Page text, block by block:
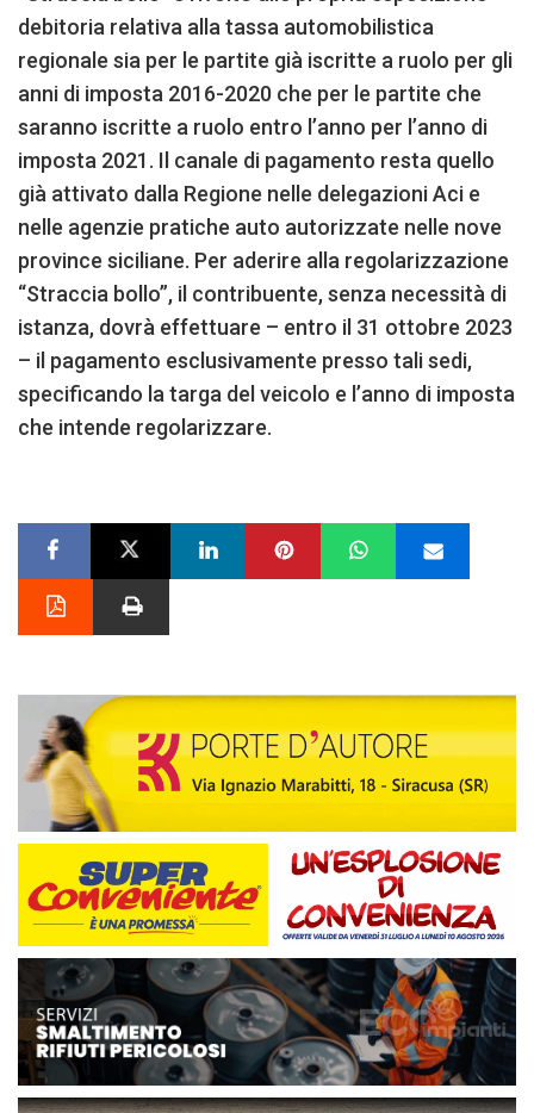
debitoria relativa alla tassa automobilistica
regionale sia per le partite già iscritte a ruolo per gli
anni di imposta 2016-2020 che per le partite che
saranno iscritte a ruolo entro l’anno per l’anno di
imposta 2021. Il canale di pagamento resta quello
già attivato dalla Regione nelle delegazioni Aci e
nelle agenzie pratiche auto autorizzate nelle nove
province siciliane. Per aderire alla regolarizzazione
“Straccia bollo”, il contribuente, senza necessità di
istanza, dovrà effettuare – entro il 31 ottobre 2023
– il pagamento esclusivamente presso tali sedi,
specificando la targa del veicolo e l’anno di imposta
che intende regolarizzare.